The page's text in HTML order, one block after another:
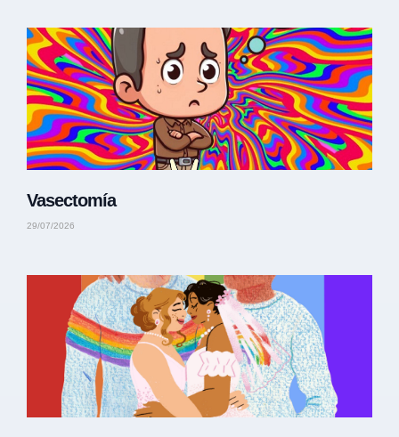
Vasectomía
29/07/2026